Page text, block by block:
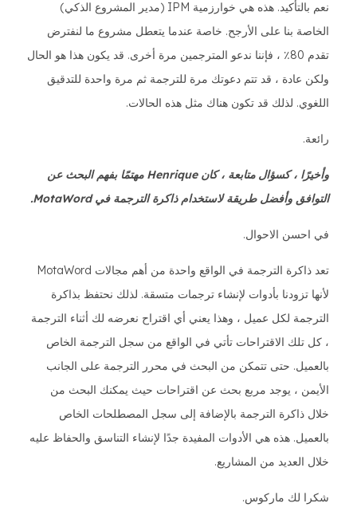
نعم بالتأكيد. هذه هي خوارزمية IPM (مدير المشروع الذكي)
الخاصة بنا على الأرجح. خاصة عندما يتعطل مشروع ما لنفترض
تقدم 80٪ ، فإننا ندعو المترجمين مرة أخرى. قد يكون هذا هو الحال
ولكن عادة ، قد تتم دعوتك مرة للترجمة ثم مرة واحدة للتدقيق
اللغوي. لذلك قد تكون هناك مثل هذه الحالات.
رائعة.
وأخيرًا ، كسؤال متابعة ، كان Henrique مهتمًا بفهم البحث عن
التوافق وأفضل طريقة لاستخدام ذاكرة الترجمة في MotaWord.
في احسن الاحوال.
تعد ذاكرة الترجمة في الواقع واحدة من أهم مجالات MotaWord
لأنها تزودنا بأدوات لإنشاء ترجمات متسقة. لذلك نحتفظ بذاكرة
الترجمة لكل عميل ، وهذا يعني أي اقتراح نعرضه لك أثناء الترجمة
، كل تلك الاقتراحات تأتي في الواقع من سجل الترجمة الخاص
بالعميل. حتى تتمكن من البحث في محرر الترجمة على الجانب
الأيمن ، يوجد مربع بحث عن اقتراحات حيث يمكنك البحث من
خلال ذاكرة الترجمة بالإضافة إلى سجل المصطلحات الخاص
بالعميل. هذه هي الأدوات المفيدة جدًا لإنشاء التناسق والحفاظ عليه
خلال العديد من المشاريع.
شكرا لك ماركوس.